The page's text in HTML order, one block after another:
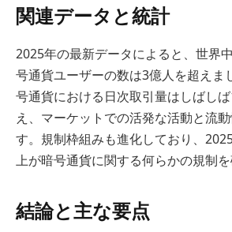
関連データと統計
2025年の最新データによると、世界
号通貨ユーザーの数は3億人を超えま
号通貨における日次取引量はしばし
え、マーケットでの活発な活動と流
す。規制枠組みも進化しており、
上が暗号通貨に関する何らかの規制を
結論と主な要点